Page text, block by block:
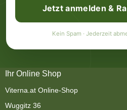
Jetzt anmelden &
Kein Spam · Jederzeit
Ihr Online Shop
Viterna.at Online-Shop
Wuggitz 36